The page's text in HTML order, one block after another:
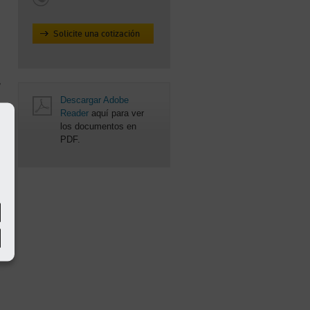
Solicite una cotización
Descargar Adobe
Reader aquí para ver
los documentos en
PDF.